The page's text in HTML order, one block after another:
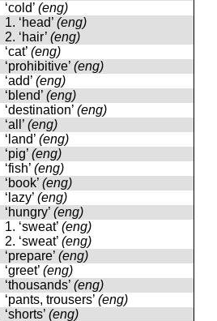
‘cold’ (eng)
1. ‘head’ (eng)
2. ‘hair’ (eng)
‘cat’ (eng)
‘prohibitive’ (eng)
‘add’ (eng)
‘blend’ (eng)
‘destination’ (eng)
‘all’ (eng)
‘land’ (eng)
‘pig’ (eng)
‘fish’ (eng)
‘book’ (eng)
‘lazy’ (eng)
‘hungry’ (eng)
1. ‘sweat’ (eng)
2. ‘sweat’ (eng)
‘prepare’ (eng)
‘greet’ (eng)
‘thousands’ (eng)
‘pants, trousers’ (eng)
‘shorts’ (eng)